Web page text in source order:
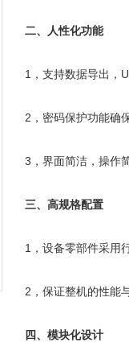
二、人性化功能
1，支持数据导出，
2，密码保护功能确
3，界面简洁，操作
三、高规格配置
1，设备零部件采用
2，保证整机的性能
四、模块化设计